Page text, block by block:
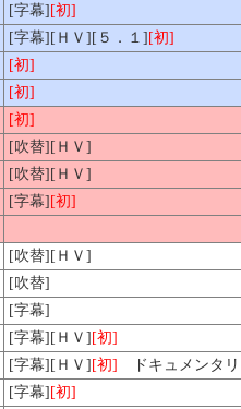
[字幕][初]
[字幕][ＨＶ][５．１][初]
[初]
[初]
[初]
[吹替][ＨＶ]
[吹替][ＨＶ]
[字幕][初]
[吹替][ＨＶ]
[吹替]
[字幕]
[字幕][ＨＶ][初]
[字幕][ＨＶ][初] ドキュメンタリ
[字幕][初]